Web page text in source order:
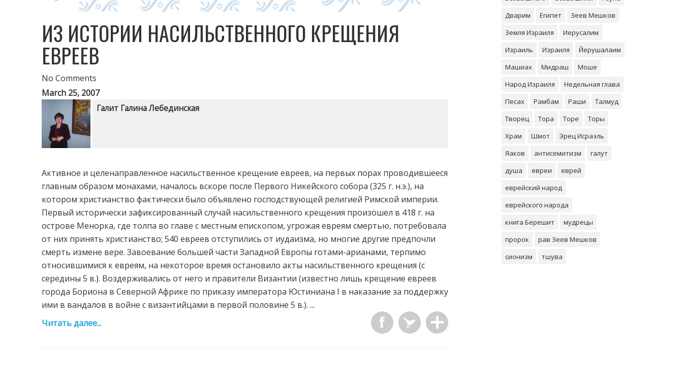
ИЗ ИСТОРИИ НАСИЛЬСТВЕННОГО КРЕЩЕНИЯ
ЕВРЕЕВ
No Comments
March 25, 2007
Галит Галина Лебединская
Активное и целенаправленное насильственное крещение евреев, на первых порах проводившееся
главным образом монахами, началось вскоре после Первого Никейского собора (325 г. н.э.), на
котором христианство фактически было объявлено господствующей религией Римской империи.
Первый исторически зафиксированный случай насильственного крещения произошел в 418 г. на
острове Менорка, где толпа во главе с местным епископом, угрожая евреям смертью, потребовала
от них принять христианство; 540 евреев отступились от иудаизма, но многие другие предпочли
смерть измене вере. Завоевание большей части Западной Европы готами-арианами, терпимо
относившимися к евреям, на некоторое время остановило акты насильственного крещения (с
середины 5 в.). Воздерживались от него и правители Византии (известно лишь крещение евреев
города Бориона в Северной Африке по приказу императора Юстиниана I в наказание за поддержку
ими в вандалов в войне с византийцами в первой половине 5 в.). ...
Читать далее...
Дварим
Египет
Зеев Мешков
Земля Израиля
Иерусалим
Израиль
Израиля
Йерушалаим
Машиах
Мидраш
Моше
Народ Израиля
Недельная глава
Песах
Рамбам Раши
Талмуд
Творец
Тора Торе
Торы
Храм
Шмот
Эрец Исраэль
Яаков
антисемитизм
галут
душа
евреи
еврей
еврейский народ
еврейского народа
книга Берешит
мудрецы
пророк
рав Зеев Мешков
сионизм
тшува